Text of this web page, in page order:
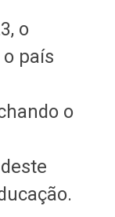
o
país
o